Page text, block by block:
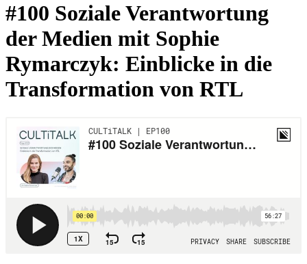
#100 Soziale Verantwortung
der Medien mit Sophie
Rymarczyk: Einblicke in die
Transformation von RTL